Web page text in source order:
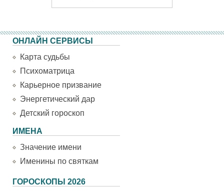
ОНЛАЙН СЕРВИСЫ
Карта судьбы
Психоматрица
Карьерное призвание
Энергетический дар
Детский гороскоп
ИМЕНА
Значение имени
Именины по святкам
ГОРОСКОПЫ 2026